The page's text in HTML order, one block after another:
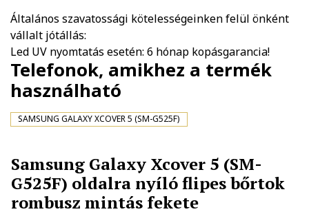
Általános szavatossági kötelességeinken felül önként
vállalt jótállás:
Led UV nyomtatás esetén: 6 hónap kopásgarancia!
Telefonok, amikhez a termék
használható
SAMSUNG GALAXY XCOVER 5 (SM-G525F)
Samsung Galaxy Xcover 5 (SM-
G525F) oldalra nyíló flipes bőrtok
rombusz mintás fekete